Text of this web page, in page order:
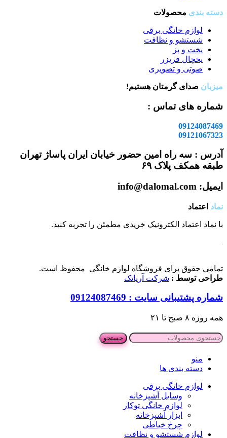
دسته بندی محصولات
لوازم خانگی برقی
شستشو و نظافت
پخت و پز
یخچال فریزر
صوتی و تصویری
میزبان صدای گرمتان هستیم!
شماره های تماس :
09124087469
09121067323
آدرس : سه راه امین حضور خیابان ایران پاساژ تهران
طبقه همکف پلاک ۶۹
ایمیل: info@dalomal.com
نماد اعتماد
با نماد اعتماد الکترونیک خریدی مطمئن را تجربه کنید.
تمامی حقوق برای فروشگاه لوازم خانگی محفوظ است.
طراحی توسط : شرکت آریاتک
شماره پشتیبانی سایت : 09124087469
همه روزه ۸ صبح تا ۲۱
جستجو
منو
دسته بندی ها
لوازم خانگی برقی
وسایل آشپزخانه
لوازم خانگی توکار
ابزار آشپزخانه
چرخ خیاطی
لوازم شستشو و نظافت